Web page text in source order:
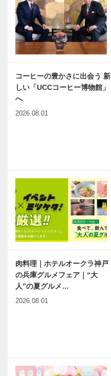
性専用人間ド
ックフロア
（レディスエ
リア）が…
メルセデス・
ベンツの最新
モデルが一堂
YANASE
CELEBRATI
太鼓松村組代
表 松村 公彦
（まつむら
きみひこ）さ
ん
「25歳の結
婚式-25
years old
Wedding-」
～あの年神戸
に生…
連載コラム
コーヒーの豊かさに出会う 新
しい「UCCコーヒー博物館」
へ
2026.08.01
肉料理｜ホテルオークラ神戸
の兵庫グルメフェア｜“大
人”の夏グルメ…
2026.08.01